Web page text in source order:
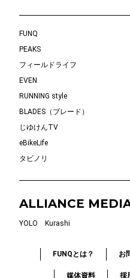
FUNQ
PEAKS
フィールドライフ
EVEN
RUNNING style
BLADES（ブレード）
じゆけんTV
eBikeLife
タビノリ
ALLIANCE
YOLO Kurashi
FUNQとは？ お
媒体資料 採